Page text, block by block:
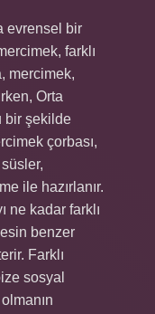
evrensel bir
farklı
mercimek,
Orta
bir şekilde
çorbası,
ile hazırlanır.
ne kadar farklı
benzer
Farklı
sosyal